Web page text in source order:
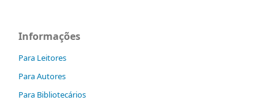
Informações
Para Leitores
Para Autores
Para Bibliotecários